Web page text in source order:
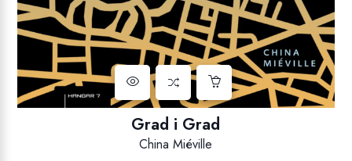
Grad i Grad
China Miéville